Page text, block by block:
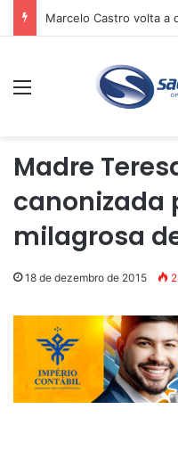
Menu
Madre
canonizada
milagrosa
18 de dezembro de 2015